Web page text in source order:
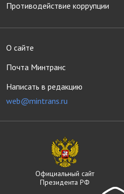
Противодействие коррупции
О сайте
Почта Минтранс
Написать в редакцию
web@mintrans.ru
Официальный сайт
Президента РФ